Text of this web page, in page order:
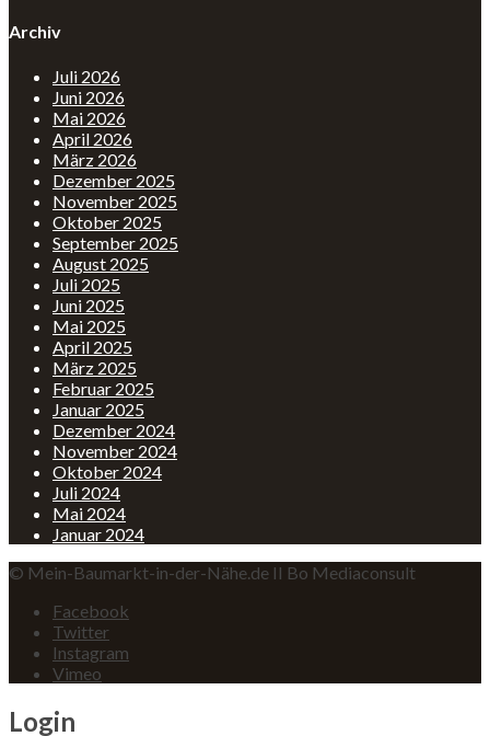
Archiv
Juli 2026
Juni 2026
Mai 2026
April 2026
März 2026
Dezember 2025
November 2025
Oktober 2025
September 2025
August 2025
Juli 2025
Juni 2025
Mai 2025
April 2025
März 2025
Februar 2025
Januar 2025
Dezember 2024
November 2024
Oktober 2024
Juli 2024
Mai 2024
Januar 2024
© Mein-Baumarkt-in-der-Nähe.de II Bo Mediaconsult
Facebook
Twitter
Instagram
Vimeo
Login